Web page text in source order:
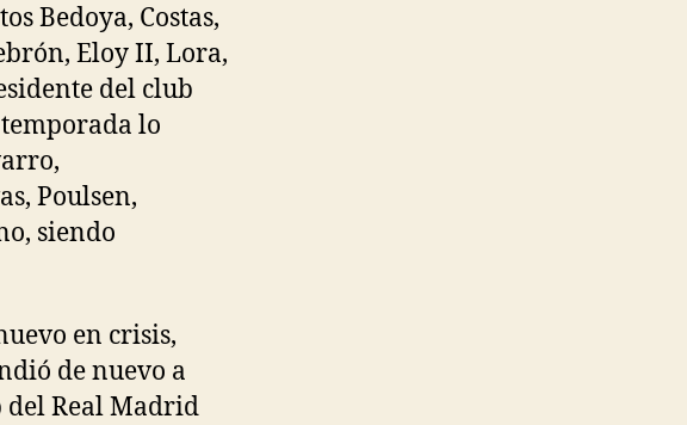
Bedoya, Costas,
Eloy II, Lora,
del club
lo
Poulsen,
siendo
en crisis,
de nuevo a
del Real Madrid